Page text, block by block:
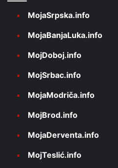
MojaSrpska.info
MojaBanjaLuka.info
MojDoboj.info
MojSrbac.info
MojaModriča.info
MojBrod.info
MojaDerventa.info
MojTeslić.info